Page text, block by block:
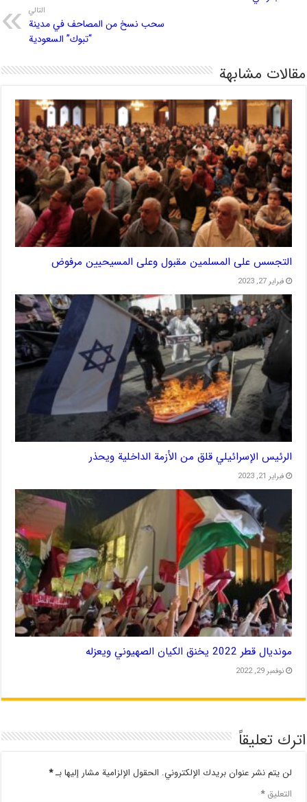
التالي
سحب نسخ من المصاحف في مدينة
“تبوك‎” السعودية
مقالات مشابهة
التجسس على المسلمين مقبول وعلى المسيحيين مرفوض
فبراير 27, 2023
الرئيس الإسرائيلي قلق من الأزمة الداخلية ويحذر
فبراير 21, 2023
مونديال قطر 2022 يخنق الكيان الصهيوني ويعزله
نوفمبر 29, 2022
اترك تعليقاً
لن يتم نشر عنوان بريدك الإلكتروني. الحقول الإلزامية مشار إليها بـ*
التعليق*